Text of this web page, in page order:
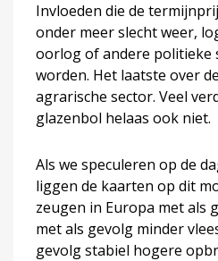
Invloeden die de
onder meer slecht weer,
oorlog of andere politieke
worden. Het laatste over
agrarische sector. Veel
glazenbol helaas ook niet.
Als we speculeren op de
liggen de kaarten op dit
zeugen in Europa met als
met als gevolg minder
gevolg stabiel hogere